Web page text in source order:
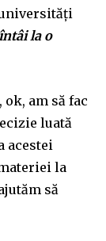
la o
am să fac
luată
acestei
la
să